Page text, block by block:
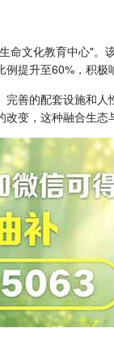
命文化教育中心"。
提升至60%，积极
完善的配套设施和
变，这种融合生态